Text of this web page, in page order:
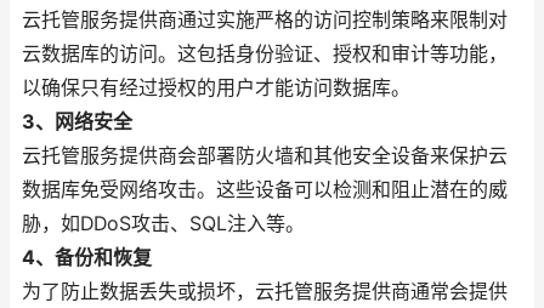
云托管服务提供商通过实施严格的访问控制策略来限制对
云数据库的访问。这包括身份验证、授权和审计等功能，
以确保只有经过授权的用户才能访问数据库。
3、网络安全
云托管服务提供商会部署防火墙和其他安全设备来保护云
数据库免受网络攻击。这些设备可以检测和阻止潜在的威
胁，如DDoS攻击、SQL注入等。
4、备份和恢复
为了防止数据丢失或损坏，云托管服务提供商通常会提供